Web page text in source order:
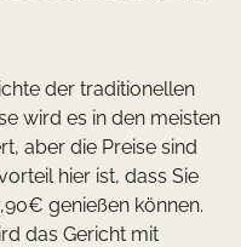
der traditionellen
wird es in den meisten
aber die Preise sind
hier ist, dass Sie
genießen können.
das Gericht mit